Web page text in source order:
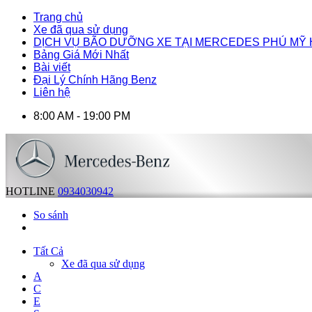
Trang chủ
Xe đã qua sử dụng
DỊCH VỤ BÃO DƯỠNG XE TẠI MERCEDES PHÚ MỸ
Bảng Giá Mới Nhất
Bài viết
Đại Lý Chính Hãng Benz
Liên hệ
8:00 AM - 19:00 PM
HOTLINE 0934030942
So sánh
Tất Cả
Xe đã qua sử dụng
A
C
E